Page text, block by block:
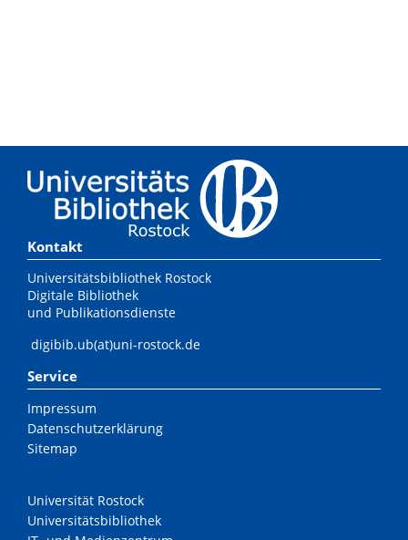
Kontakt
Universitätsbibliothek Rostock
Digitale Bibliothek
und Publikationsdienste
digibib.ub(at)uni-rostock.de
Service
Impressum
Datenschutzerklärung
Sitemap
Universität Rostock
Universitätsbibliothek